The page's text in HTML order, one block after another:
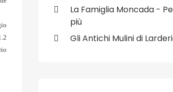
La Famiglia Moncada -
più
Gli Antichi Mulini di